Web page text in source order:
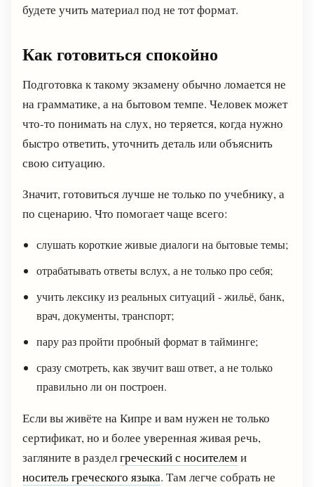
будете учить материал под не тот формат.
Как готовиться спокойно
Подготовка к такому экзамену обычно ломается не
на грамматике, а на бытовом темпе. Человек может
что-то понимать на слух, но теряется, когда нужно
быстро ответить, уточнить деталь или объяснить
свою ситуацию.
Значит, готовиться лучше не только по учебнику, а
по сценарию. Что помогает чаще всего:
слушать короткие живые диалоги на бытовые темы;
отрабатывать ответы вслух, а не только про себя;
учить лексику из реальных ситуаций - жильё, банк,
врач, документы, транспорт;
пару раз пройти пробный формат в тайминге;
сразу смотреть, как звучит ваш ответ, а не только
правильно ли он построен.
Если вы живёте на Кипре и вам нужен не только
сертификат, но и более уверенная живая речь,
загляните в разделгреческий с носителеми
носитель греческого языка. Там легче собрать не